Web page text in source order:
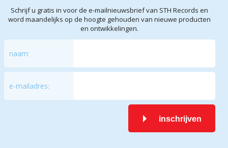
Schrijf u gratis in voor de e-mailnieuwsbrief van STH Records en
word maandelijks op de hoogte gehouden van nieuwe producten
en ontwikkelingen.
naam:
e-mailadres:
inschrijven